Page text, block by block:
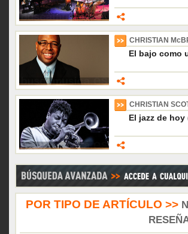
CHRISTIAN
El bajo como
CHRISTIAN
El jazz de hoy
POR TIPO DE ARTÍCULO >>